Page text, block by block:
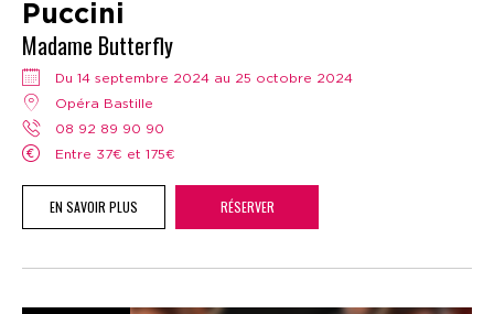
Puccini
Madame Butterfly
Du 14 septembre 2024 au 25 octobre 2024
Opéra Bastille
08 92 89 90 90
Entre 37€ et 175€
EN SAVOIR PLUS RÉSERVER